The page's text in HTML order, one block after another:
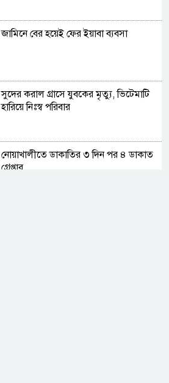
জামিনে বের হয়েই ফের ইয়াবা ব্যবসা
সুদের করাল গ্রাসে যুবকের মৃত্যু, ভিটেমাটি
হারিয়ে নিঃস্ব পরিবার
নোয়াখালীতে ডাকাতির ৩ দিন পর ৪ ডাকাত
গ্রেপ্তার